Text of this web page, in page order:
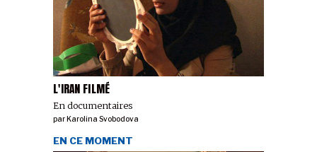
L'IRAN FILMÉ
En documentaires
parKarolina Svobodova
EN CE MOMENT